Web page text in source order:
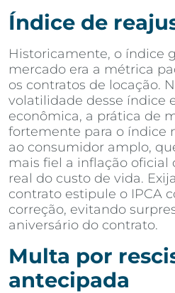
Índice de
Historicamente, o índice
mercado era a métrica
os contratos de locação.
volatilidade desse índice
econômica, a prática de
fortemente para o índice
ao consumidor amplo,
mais fiel a inflação oficial
real do custo de vida.
contrato estipule o IPCA
correção, evitando
aniversário do contrato.
Multa por
antecipada